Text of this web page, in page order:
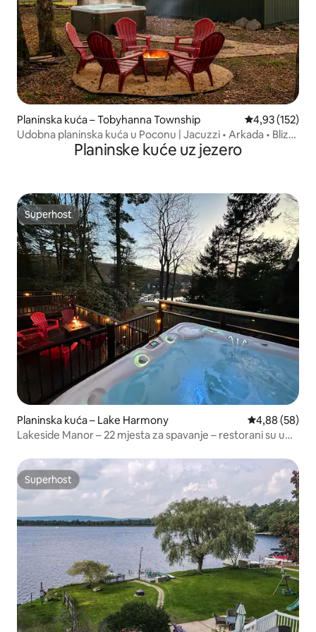
Planinska kuća – Tobyhanna Township Prosječna
4,93 (152)
Udobna planinska kuća u Poconu | Jacuzzi • Arkada • Blizu
Planinske kuće uz jezero
Superhost
Superhost
Planinska kuća – Lake Harmony Prosječna
4,88 (58)
Lakeside Manor – 22 mjesta za spavanje – restorani su u
Superhost
Superhost